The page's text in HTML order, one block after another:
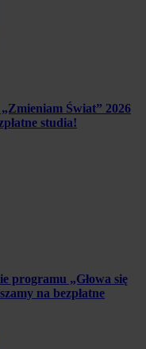
Świat” 2026
studia!
programu „Głowa się
na bezpłatne